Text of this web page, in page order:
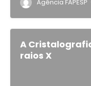
Agência FAPESP
A
raios X